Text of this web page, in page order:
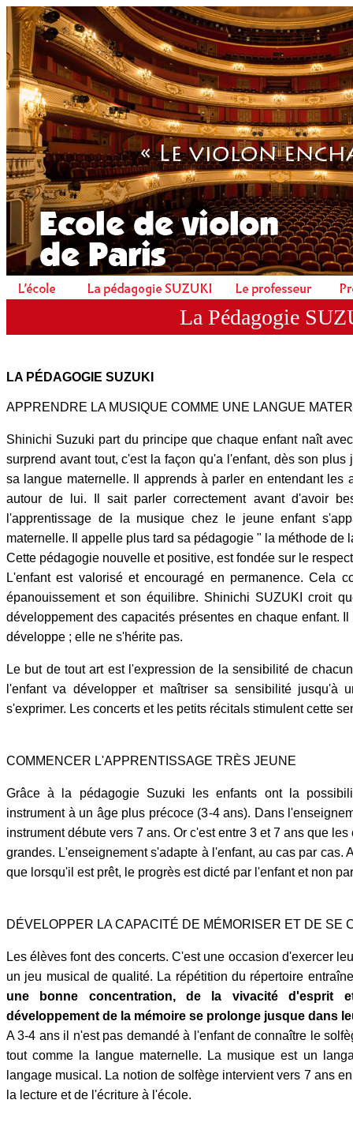
La Pédagogie
LA PÉDAGOGIE SUZUKI
APPRENDRE LA MUSIQUE COMME UNE LANGUE
Shinichi Suzuki part du principe que chaque enfant naît
surprend avant tout, c'est la façon qu'a l'enfant, dès son
sa langue maternelle. Il apprends à parler en entendant les
autour de lui. Il sait parler correctement avant d'avoir
l'apprentissage de la musique chez le jeune enfant
maternelle. Il appelle plus tard sa pédagogie " la méthode de
Cette pédagogie nouvelle et positive, est fondée sur le
L'enfant est valorisé et encouragé en permanence. Cela
épanouissement et son équilibre. Shinichi SUZUKI croit
développement des capacités présentes en chaque enfant.
développe ; elle ne s'hérite pas.
Le but de tout art est l'expression de la sensibilité de
l'enfant va développer et maîtriser sa sensibilité jusqu'à
s'exprimer. Les concerts et les petits récitals stimulent cette
COMMENCER L'APPRENTISSAGE TRÈS JEUNE
Grâce à la pédagogie Suzuki les enfants ont la
instrument à un âge plus précoce (3-4 ans). Dans
instrument débute vers 7 ans. Or c'est entre 3 et 7 ans que
grandes. L'enseignement s'adapte à l'enfant, au cas par cas.
que lorsqu'il est prêt, le progrès est dicté par l'enfant et non
DÉVELOPPER LA CAPACITÉ DE MÉMORISER ET DE SE
Les élèves font des concerts. C'est une occasion d'exercer
un jeu musical de qualité. La répétition du répertoire entraîne
une bonne concentration, de la vivacité d'esprit
développement de la mémoire se prolonge jusque dans
A 3-4 ans il n'est pas demandé à l'enfant de connaître le
tout comme la langue maternelle. La musique est un
langage musical. La notion de solfège intervient vers 7 ans
la lecture et de l'écriture à l'école.